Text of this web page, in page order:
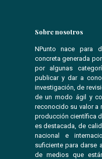
Sobre nosotros
NPunto nace para
concreta generada
por algunas
publicar y dar a
investigación, de
de un modo ágil y
reconocido su valor a
producción científica
es destacada, de
nacional e
suficiente para darse
de medios que